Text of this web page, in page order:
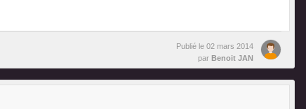
Publié le 02 mars 2014
par Benoit JAN